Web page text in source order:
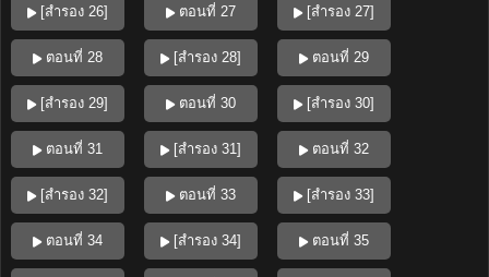
[สำรอง 26] ตอนที่ 27 [สำรอง 27]
ตอนที่ 28 [สำรอง 28] ตอนที่ 29
[สำรอง 29] ตอนที่ 30 [สำรอง 30]
ตอนที่ 31 [สำรอง 31] ตอนที่ 32
[สำรอง 32] ตอนที่ 33 [สำรอง 33]
ตอนที่ 34 [สำรอง 34] ตอนที่ 35